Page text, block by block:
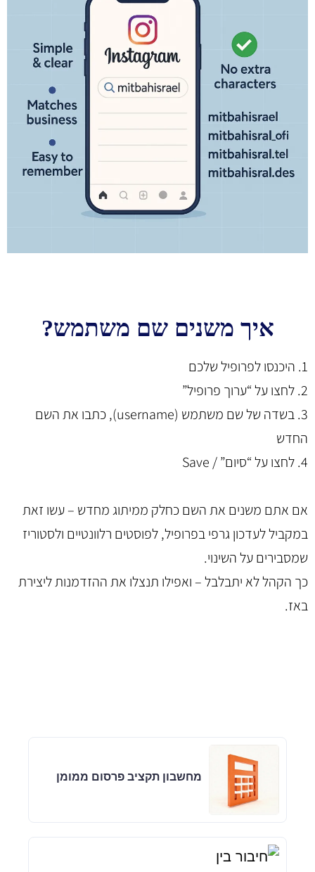
איך משנים שם משתמש?
1. היכנסו
לפרופיל שלכם
2. לחצו על “ערוך פרופיל”
3. בשדה של שם משתמש (username), כתבו את השם
החדש
4. לחצו על “סיום” / Save
אם אתם משנים את השם כחלק ממיתוג מחדש – עשו זאת
במקביל לעדכון גרפי בפרופיל, לפוסטים רלוונטיים ולסטוריז
שמסבירים על השינוי.
כך הקהל לא יתבלבל – ואפילו תנצלו את ההזדמנות ליצירת
באז.
מחשבון תקציב פרסום ממומן